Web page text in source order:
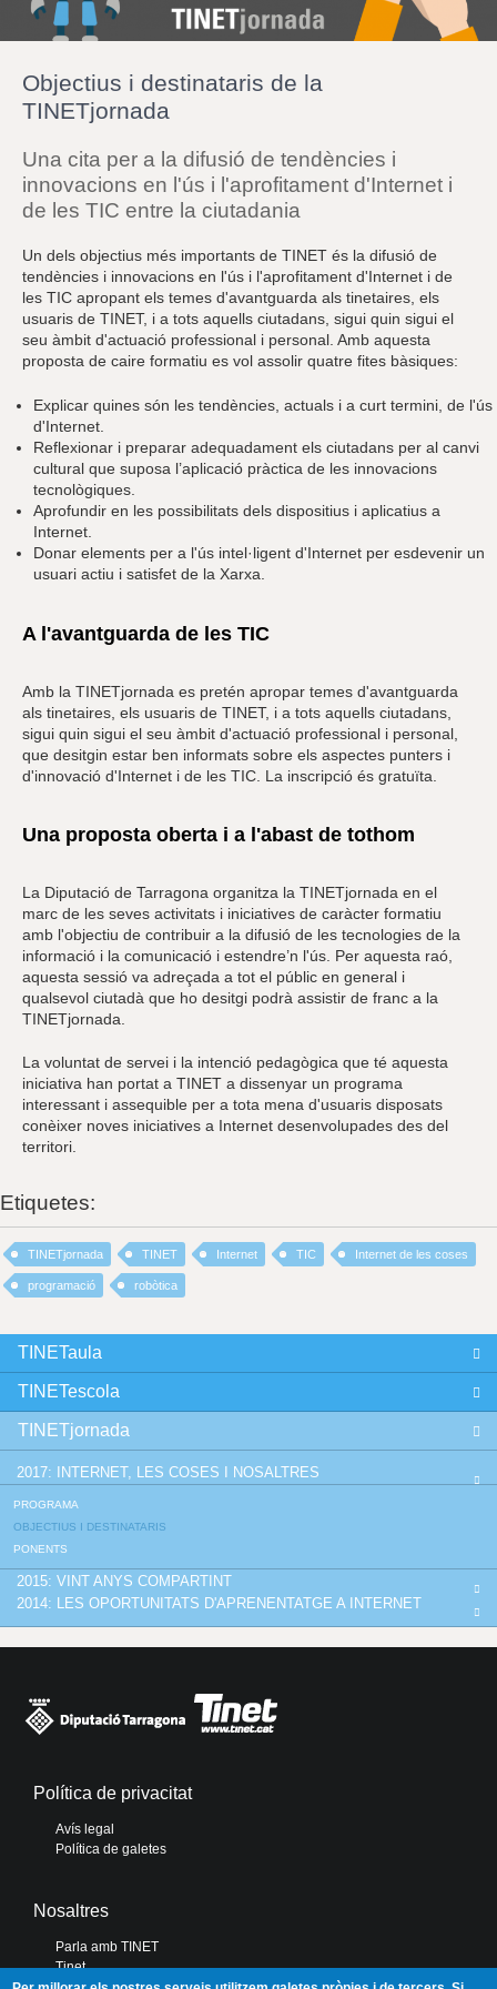
u
a
u
Objectius i destinataris de la
TINETjornada
Una cita per a la difusió de tendències i
innovacions en l'ús i l'aprofitament d'Internet i
de les TIC entre la ciutadania
Un dels objectius més importants de TINET és la difusió de
tendències i innovacions en l'ús i l'aprofitament d'Internet i de
les TIC apropant els temes d'avantguarda als tinetaires, els
usuaris de TINET, i a tots aquells ciutadans, sigui quin sigui el
seu àmbit d'actuació professional i personal. Amb aquesta
proposta de caire formatiu es vol assolir quatre fites bàsiques:
Explicar quines són les tendències, actuals i a curt termini, de l'ús
d'Internet.
Reflexionar i preparar adequadament els ciutadans per al canvi
cultural que suposa l’aplicació pràctica de les innovacions
tecnològiques.
Aprofundir en les possibilitats dels dispositius i aplicatius a
Internet.
Donar elements per a l'ús intel·ligent d'Internet per esdevenir un
usuari actiu i satisfet de la Xarxa.
A l'avantguarda de les TIC
Amb la TINETjornada es pretén apropar temes d'avantguarda
als tinetaires, els usuaris de TINET, i a tots aquells ciutadans,
sigui quin sigui el seu àmbit d'actuació professional i personal,
que desitgin estar ben informats sobre els aspectes punters i
d'innovació d'Internet i de les TIC. La inscripció és gratuïta.
Una proposta oberta i a l'abast de tothom
La Diputació de Tarragona organitza la TINETjornada en el
marc de les seves activitats i iniciatives de caràcter formatiu
amb l'objectiu de contribuir a la difusió de les tecnologies de la
informació i la comunicació i estendre’n l'ús. Per aquesta raó,
aquesta sessió va adreçada a tot el públic en general i
qualsevol ciutadà que ho desitgi podrà assistir de franc a la
TINETjornada.
La voluntat de servei i la intenció pedagògica que té aquesta
iniciativa han portat a TINET a dissenyar un programa
interessant i assequible per a tota mena d'usuaris disposats
conèixer noves iniciatives a Internet desenvolupades des del
territori.
Etiquetes:
TINETjornada TINET Internet TIC Internet de les coses
programació robòtica
TINETaula
TINETescola
TINETjornada
2017: INTERNET, LES COSES I NOSALTRES
PROGRAMA
OBJECTIUS I DESTINATARIS
PONENTS
2015: VINT ANYS COMPARTINT
2014: LES OPORTUNITATS D'APRENENTATGE A INTERNET
Política de privacitat
Avís legal
Política de galetes
Nosaltres
Parla amb TINET
Tinet